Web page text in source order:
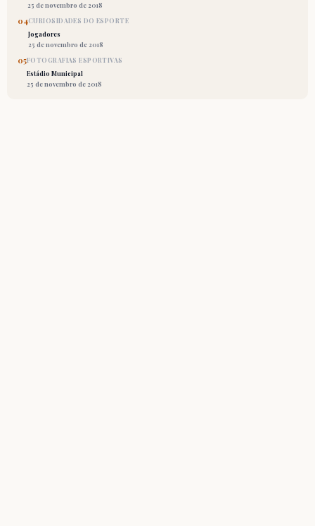
25 de novembro de 2018
04CURIOSIDADES DO ESPORTE
Jogadores
25 de novembro de 2018
05FOTOGRAFIAS ESPORTIVAS
Estádio Municipal
25 de novembro de 2018